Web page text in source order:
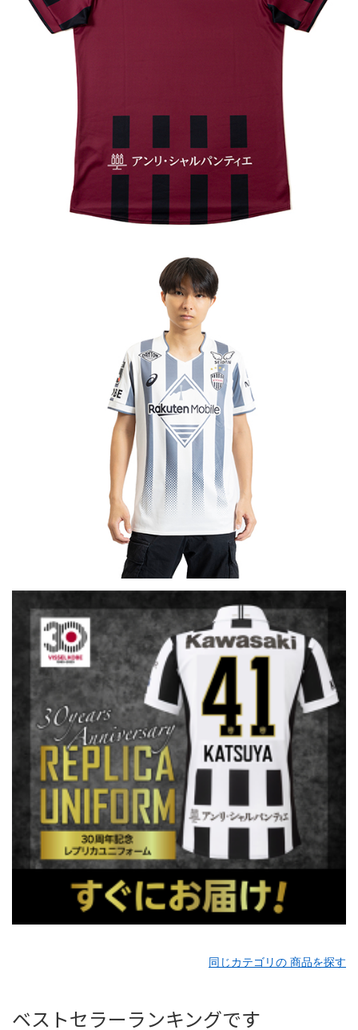
同じカテゴリの 商品を探す
ベストセラーランキングです